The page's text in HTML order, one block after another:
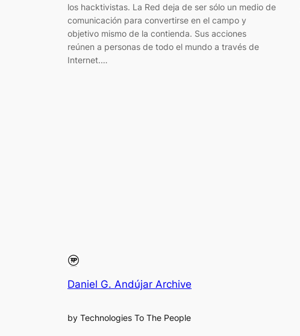
los hacktivistas. La Red deja de ser sólo un medio de
comunicación para convertirse en el campo y
objetivo mismo de la contienda. Sus acciones
reúnen a personas de todo el mundo a través de
Internet.…
Daniel G. Andújar Archive
by Technologies To The People